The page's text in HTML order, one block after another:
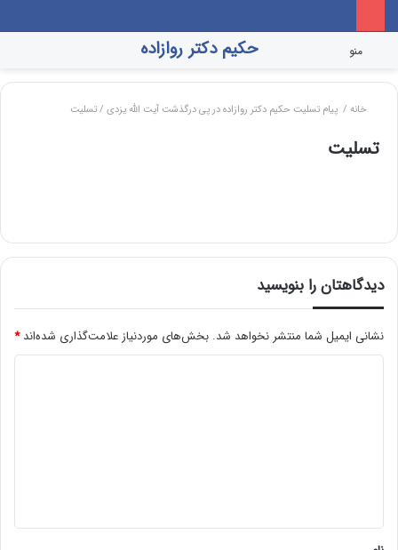
پوسته
حکیم دکتر روازاده منو
خانه / پیام تسلیت حکیم دکتر روازاده در پی درگذشت آیت الله یزدی /تسلیت
تسلیت
دیدگاهتان را بنویسید
نشانی ایمیل شما منتشر نخواهد شد. بخش‌های موردنیاز علامت‌گذاری شده‌اند*
*